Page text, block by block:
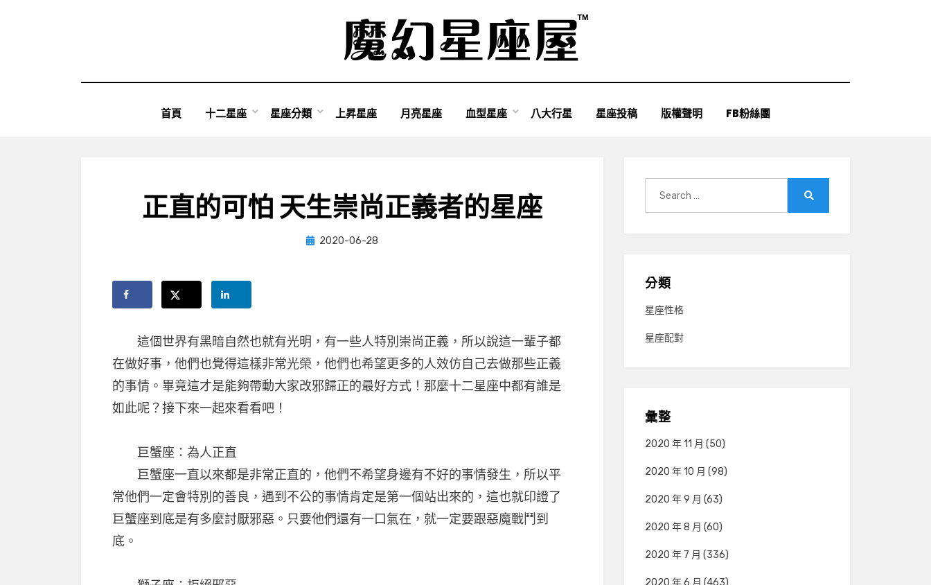
首頁 十二星座 星座分類 上昇星座 月亮星座 血型星座 八大行星 星座投稿 版權聲明 FB粉絲團
正直的可怕 天生崇尚正義者的星座
by小編
Posted
2020-06-28
這個世界有黑暗自然也就有光明，有一些人特別崇尚正義，所以說這一輩子都
在做好事，他們也覺得這樣非常光榮，他們也希望更多的人效仿自己去做那些正義
的事情。畢竟這才是能夠帶動大家改邪歸正的最好方式！那麼十二星座中都有誰是
如此呢？接下來一起來看看吧！
巨蟹座：為人正直
巨蟹座一直以來都是非常正直的，他們不希望身邊有不好的事情發生，所以平
常他們一定會特別的善良，遇到不公的事情肯定是第一個站出來的，這也就印證了
巨蟹座到底是有多麼討厭邪惡。只要他們還有一口氣在，就一定要跟惡魔戰鬥到
底。
分類
星座性格
星座配對
彙整
2020 年 11 月 (50)
2020 年 10 月 (98)
2020 年 9 月 (63)
2020 年 8 月 (60)
2020 年 7 月 (336)
2020 年 6 月 (463)